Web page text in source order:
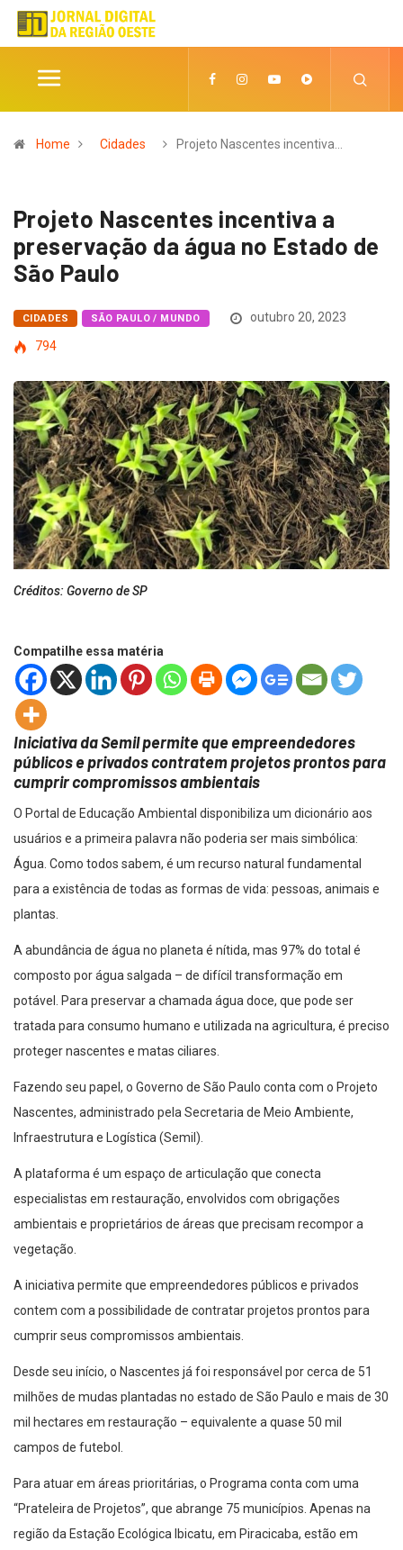
Home Cidades Projeto Nascentes incentiva…
Projeto Nascentes incentiva a
preservação da água no Estado de
São Paulo
CIDADES SÃO PAULO / MUNDO
outubro 20, 2023
794
Créditos: Governo de SP
Compatilhe essa matéria
Iniciativa da Semil permite que empreendedores
públicos e privados contratem projetos prontos para
cumprir compromissos ambientais
O Portal de Educação Ambiental disponibiliza um dicionário aos
usuários e a primeira palavra não poderia ser mais simbólica:
Água. Como todos sabem, é um recurso natural fundamental
para a existência de todas as formas de vida: pessoas, animais e
plantas.
A abundância de água no planeta é nítida, mas 97% do total é
composto por água salgada – de difícil transformação em
potável. Para preservar a chamada água doce, que pode ser
tratada para consumo humano e utilizada na agricultura, é preciso
proteger nascentes e matas ciliares.
Fazendo seu papel, o Governo de São Paulo conta com o Projeto
Nascentes, administrado pela Secretaria de Meio Ambiente,
Infraestrutura e Logística (Semil).
A plataforma é um espaço de articulação que conecta
especialistas em restauração, envolvidos com obrigações
ambientais e proprietários de áreas que precisam recompor a
vegetação.
A iniciativa permite que empreendedores públicos e privados
contem com a possibilidade de contratar projetos prontos para
cumprir seus compromissos ambientais.
Desde seu início, o Nascentes já foi responsável por cerca de 51
milhões de mudas plantadas no estado de São Paulo e mais de 30
mil hectares em restauração – equivalente a quase 50 mil
campos de futebol.
Para atuar em áreas prioritárias, o Programa conta com uma
“Prateleira de Projetos”, que abrange 75 municípios. Apenas na
região da Estação Ecológica Ibicatu, em Piracicaba, estão em